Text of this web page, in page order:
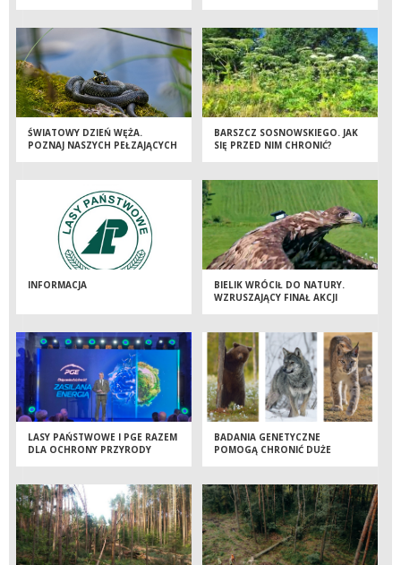
ŚWIATOWY DZIEŃ WĘŻA.
POZNAJ NASZYCH PEŁZAJĄCYCH
BARSZCZ SOSNOWSKIEGO. JAK
SIĘ PRZED NIM CHRONIĆ?
INFORMACJA
BIELIK WRÓCIŁ DO NATURY.
WZRUSZAJĄCY FINAŁ AKCJI
LASY PAŃSTWOWE I PGE RAZEM
DLA OCHRONY PRZYRODY
BADANIA GENETYCZNE
POMOGĄ CHRONIĆ DUŻE